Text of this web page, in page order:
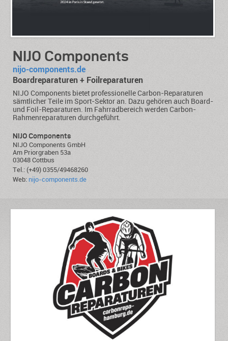
NIJO Components
nijo-components.de
Boardreparaturen + Foilreparaturen
NIJO Components bietet professionelle Carbon-Reparaturen
sämtlicher Teile im Sport-Sektor an. Dazu gehören auch Board-
und Foil-Reparaturen. Im Fahrradbereich werden Carbon-
Rahmenreparaturen durchgeführt.
NIJO Components
NIJO Components GmbH
Am Priorgraben 53a
03048 Cottbus
Tel.: (+49) 0355/49468260
Web: nijo-components.de